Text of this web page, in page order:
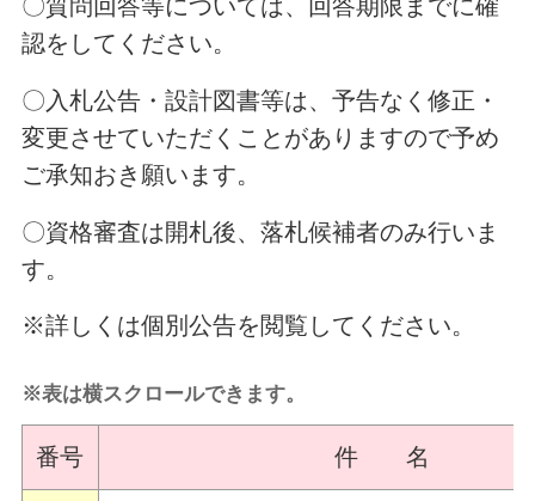
〇質問回答等については、回答期限までに確
認をしてください。
〇入札公告・設計図書等は、予告なく修正・
変更させていただくことがありますので予め
ご承知おき願います。
〇資格審査は開札後、落札候補者のみ行いま
す。
※詳しくは個別公告を閲覧してください。
※表は横スクロールできます。
番号 件 名